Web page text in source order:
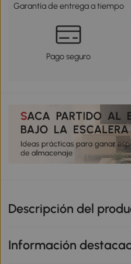
Garantía de entrega a tiempo
Pago seguro
Descripción del
Información